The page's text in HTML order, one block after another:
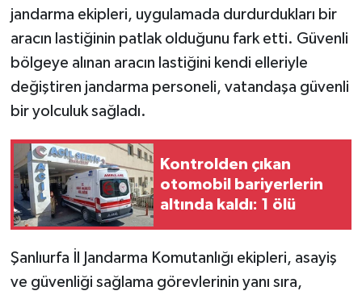
jandarma ekipleri, uygulamada durdurdukları bir
aracın lastiğinin patlak olduğunu fark etti. Güvenli
bölgeye alınan aracın lastiğini kendi elleriyle
değiştiren jandarma personeli, vatandaşa güvenli
bir yolculuk sağladı.
Kontrolden çıkan
otomobil bariyerlerin
altında kaldı: 1 ölü
​Şanlıurfa İl Jandarma Komutanlığı ekipleri, asayiş
ve güvenliği sağlama görevlerinin yanı sıra,